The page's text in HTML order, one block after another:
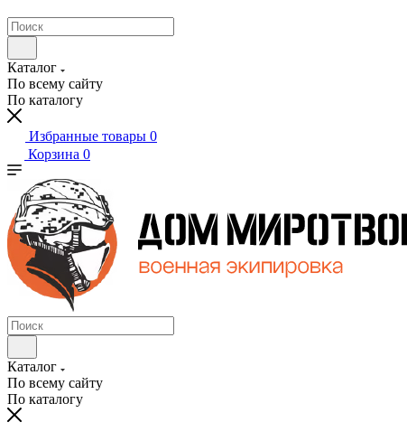
Каталог
По всему сайту
По каталогу
Избранные товары 0
Корзина 0
Каталог
По всему сайту
По каталогу